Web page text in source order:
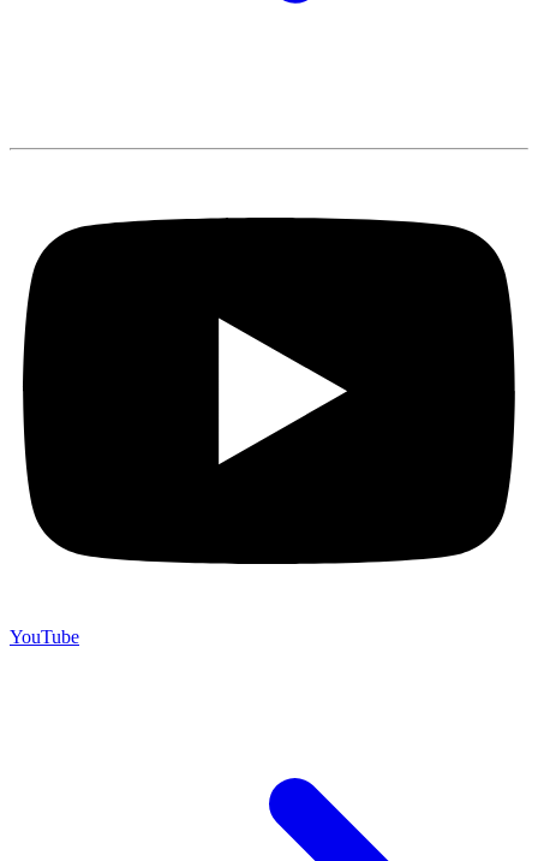
YouTube